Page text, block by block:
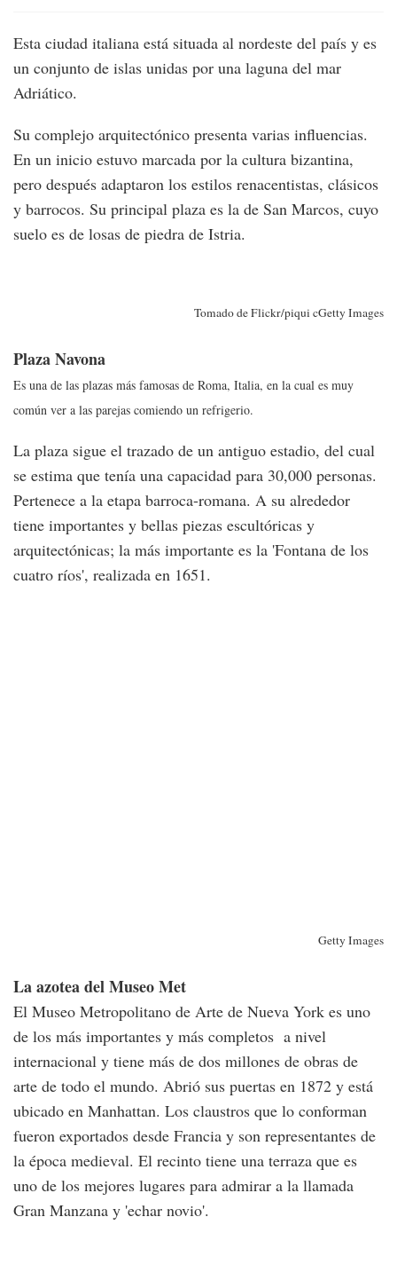
Esta ciudad italiana está situada al nordeste del país y es
un conjunto de islas unidas por una laguna del mar
Adriático.
Su complejo arquitectónico presenta varias influencias.
En un inicio estuvo marcada por la cultura bizantina,
pero después adaptaron los estilos renacentistas, clásicos
y barrocos. Su principal plaza es la de San Marcos, cuyo
suelo es de losas de piedra de Istria.
Tomado de Flickr/piqui cGetty Images
Plaza Navona
Es una de las plazas más famosas de Roma, Italia, en la cual es muy
común ver a las parejas comiendo un refrigerio.
La plaza sigue el trazado de un antiguo estadio, del cual
se estima que tenía una capacidad para 30,000 personas.
Pertenece a la etapa barroca-romana. A su alrededor
tiene importantes y bellas piezas escultóricas y
arquitectónicas; la más importante es la 'Fontana de los
cuatro ríos', realizada en 1651.
Getty Images
La azotea del Museo Met
El Museo Metropolitano de Arte de Nueva York es uno
de los más importantes y más completos a nivel
internacional y tiene más de dos millones de obras de
arte de todo el mundo. Abrió sus puertas en 1872 y está
ubicado en Manhattan. Los claustros que lo conforman
fueron exportados desde Francia y son representantes de
la época medieval. El recinto tiene una terraza que es
uno de los mejores lugares para admirar a la llamada
Gran Manzana y 'echar novio'.